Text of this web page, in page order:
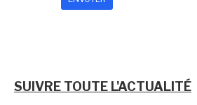
SUIVRE TOUTE L'ACTUALITÉ